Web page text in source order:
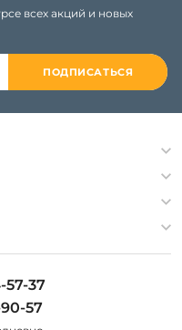
всех акций и новых
ПОДПИСАТЬСЯ
57-37
57